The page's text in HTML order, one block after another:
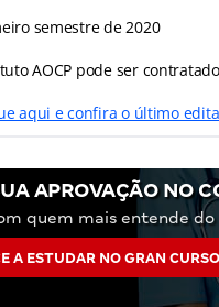
semestre de 2020
AOCP pode ser
aqui e confira o último
APROVAÇÃO NO
quem mais entende do
A ESTUDAR NO GRAN